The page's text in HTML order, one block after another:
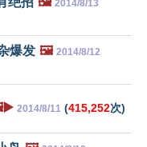
2014/8/13
爆发 🖼️ 2014/8/12
2014/8/11 (415,252次)